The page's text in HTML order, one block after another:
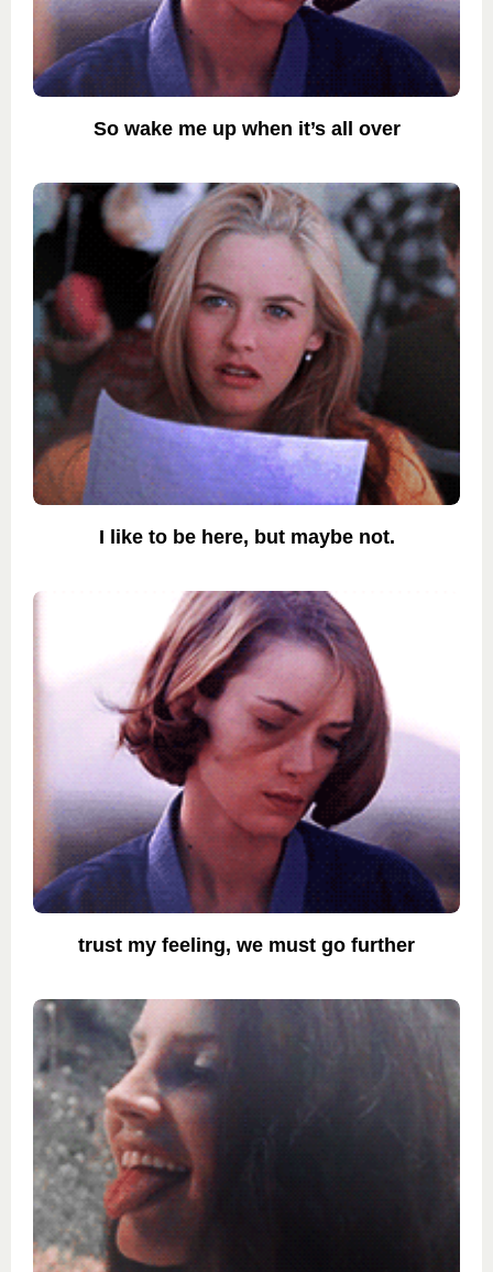
So wake me up when it’s all over
I like to be here, but maybe not.
trust my feeling, we must go further